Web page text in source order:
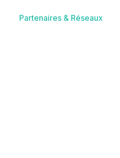
Partenaires & Réseaux